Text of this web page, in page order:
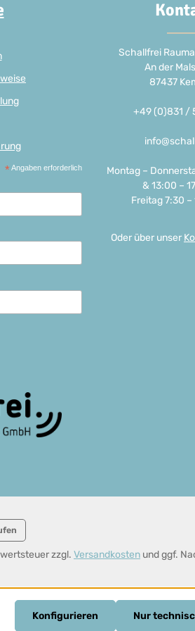
* Angaben erforderlich
Schallfrei
An der
87437
+49 (0)831 /
Montag –
& 13:00 –
Freitag 7:30 –
Oder über unser
zzgl. Versandkosten und ggf.
Nur
Konfigurieren